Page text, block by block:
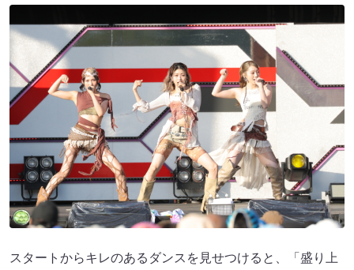
スタートからキレのあるダンスを見せつけると、「盛り上